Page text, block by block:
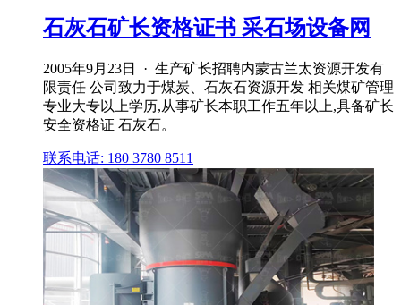
石灰石矿长资格证书 采石场设备网
2005年9月23日 · 生产矿长招聘内蒙古兰太资源开发有
限责任 公司致力于煤炭、石灰石资源开发 相关煤矿管理
专业大专以上学历,从事矿长本职工作五年以上,具备矿长
安全资格证 石灰石。
联系电话: 180 3780 8511